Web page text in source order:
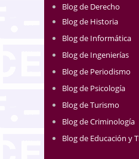
Blog de Derecho
Blog de Historia
Blog de Informática
Blog de Ingenierías
Blog de Periodismo
Blog de Psicología
Blog de Turismo
Blog de Criminología
Blog de Educación y